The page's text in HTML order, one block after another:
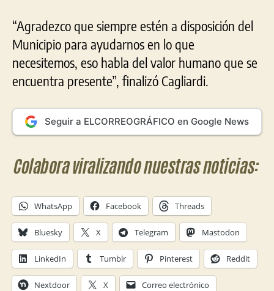
“Agradezco que siempre estén a disposición del
Municipio para ayudarnos en lo que
necesitemos, eso habla del valor humano que se
encuentra presente”, finalizó Cagliardi.
Seguir a ELCORREOGRÁFICO en Google News
Colabora viralizando nuestras noticias:
WhatsApp Facebook Threads
Bluesky X Telegram Mastodon
LinkedIn Tumblr Pinterest Reddit
Nextdoor X Correo electrónico